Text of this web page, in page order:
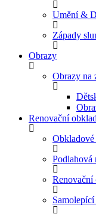
Umění &
Západy
Obrazy
Obrazy na
Renovační
Podlahová
Renovační